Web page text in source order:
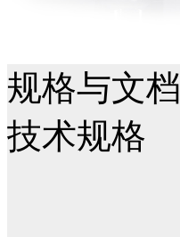
规格与文档
技术规格